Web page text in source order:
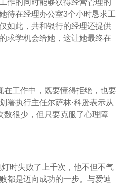
待在经理办公室3个小时恳求工
如此，共和银行的经理还提供
求学机会给她，这让她最终在
在工作中，既要懂得拒绝，也要
署执行主任尔萨林·科逊表示从
数很少，但只要克服了心理障
时失败了上千次，他不但不气
都是迈向成功的一步。与爱迪